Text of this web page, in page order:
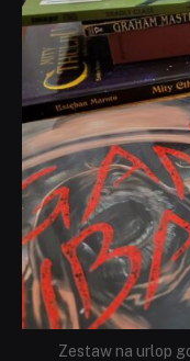
Zestaw na urlop